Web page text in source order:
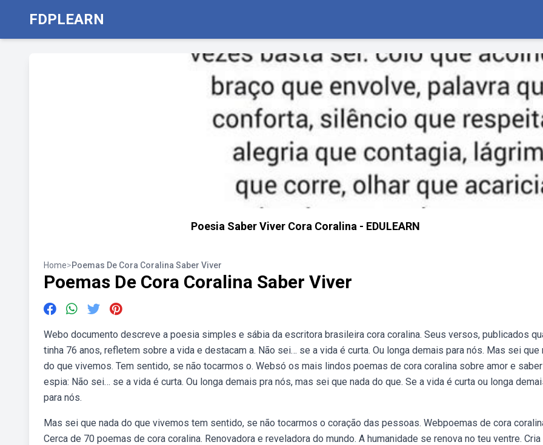
FDPLEARN
Poesia Saber Viver Cora Coralina - EDULEARN
Home>Poemas De Cora Coralina Saber Viver
Poemas De Cora Coralina Saber Viver
Webo documento descreve a poesia simples e sábia da escritora brasileira cora coralina. Seus versos, publicados
tinha 76 anos, refletem sobre a vida e destacam a. Não sei… se a vida é curta. Ou longa demais para nós. Mas sei que
do que vivemos. Tem sentido, se não tocarmos o. Websó os mais lindos poemas de cora coralina sobre amor e
espia: Não sei… se a vida é curta. Ou longa demais pra nós, mas sei que nada do que. Se a vida é curta ou longa
para nós.
Mas sei que nada do que vivemos tem sentido, se não tocarmos o coração das pessoas. Webpoemas de cora
Cerca de 70 poemas de cora coralina. Renovadora e reveladora do mundo. A humanidade se renova no teu ventre.